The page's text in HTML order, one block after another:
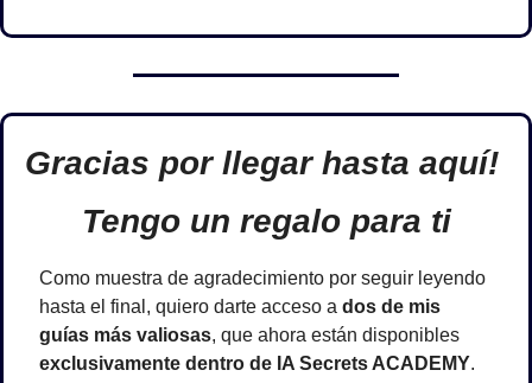
Gracias por llegar hasta aquí!
Tengo un regalo para ti
Como muestra de agradecimiento por seguir leyendo
hasta el final, quiero darte acceso a dos de mis
guías más valiosas
exclusivamente dentro de IA Secrets ACADEMY.